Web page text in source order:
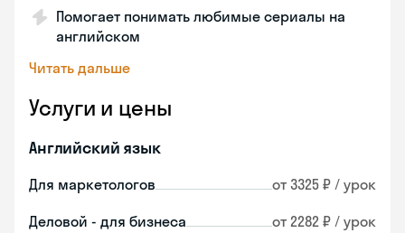
Помогает понимать любимые сериалы на
английском
Читать дальше
Услуги и цены
Английский язык
Для маркетологов от 3325 ₽ / урок
Деловой - для бизнеса от 2282 ₽ / урок